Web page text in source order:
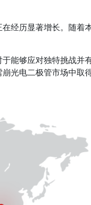
经历显著增长。随着
能够应对独特挑战并
光电二极管市场中取